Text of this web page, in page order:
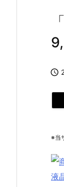

※当
液